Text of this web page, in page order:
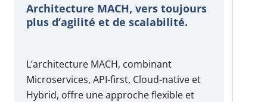
Architecture MACH, vers toujours
plus d’agilité et de scalabilité.
L’architecture MACH, combinant
Microservices, API-first, Cloud-native et
Hybrid, offre une approche flexible et